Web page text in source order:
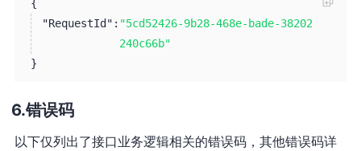
{
"RequestId": "5cd52426-9b28-468e-bade-38202
240c66b"
}
错误码
以下仅列出了接口业务逻辑相关的错误码，其他错误码详